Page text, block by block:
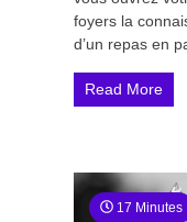
foyers la
d’un repas en
Read More
17 Minutes